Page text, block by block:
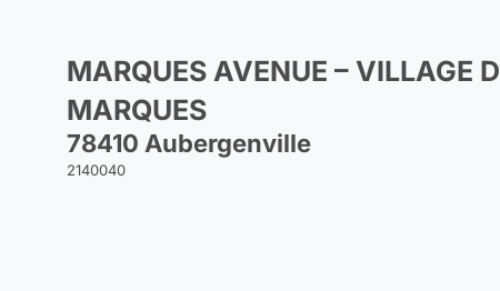
MARQUES AVENUE – VILLAGE
MARQUES
78410 Aubergenville
2140040